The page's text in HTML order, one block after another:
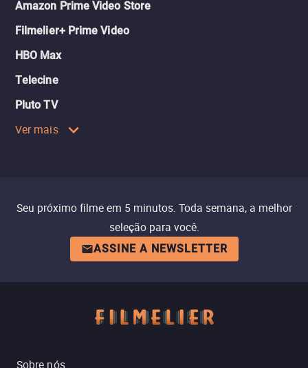
Amazon Prime Video Store
Filmelier+ Prime Video
HBO Max
Telecine
Pluto TV
Ver mais
Seu próximo filme em 5 minutos. Toda semana, a melhor
seleção para você.
ASSINE A NEWSLETTER
Sobre nós